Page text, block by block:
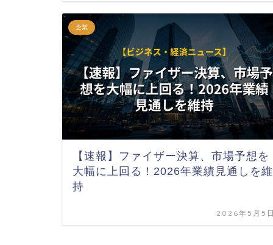
企業
【速報】ファイザー決算、市場予想を
大幅に上回る！2026年業績見通しを維
持
2026年5月5